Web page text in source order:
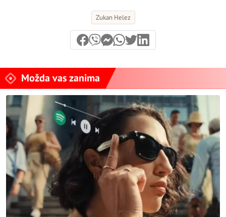
Zukan Helez
Možda vas zanima